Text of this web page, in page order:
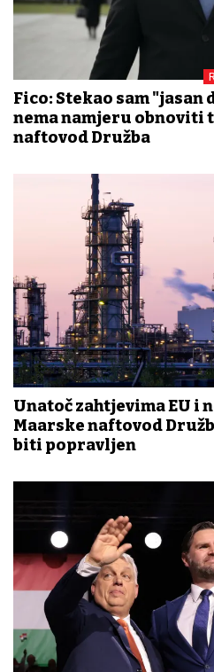
Fico: Stekao sam
nema namjeru obnoviti
naftovod Družba
Unatoč zahtjevima EU i
Mađarske naftovod
biti popravljen